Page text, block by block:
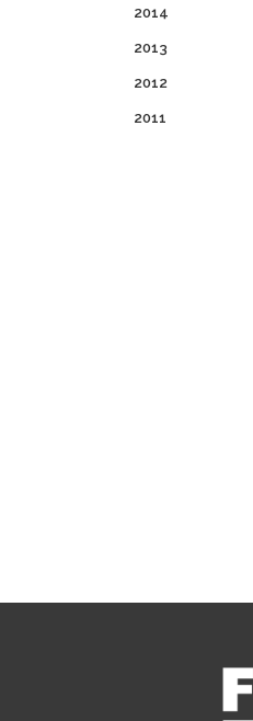
2014
2013
2012
2011